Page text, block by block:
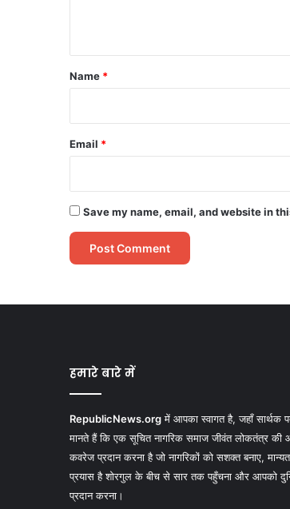
*
Name *
Email *
Save my name, email, and website in
हमारे बारे में
RepublicNews.orgमें आपका स्वागत है, जहाँ सार्थक
मानते हैं कि एक सूचित नागरिक समाज जीवंत लोकतंत्र की
कवरेज प्रदान करना है जो नागरिकों को सशक्त बनाए,
प्रयास है शोरगुल के बीच से सार तक पहुँचना और आपको
प्रदान करना।